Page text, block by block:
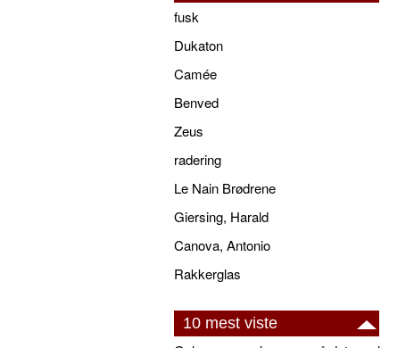
fusk
Dukaton
Camée
Benved
Zeus
radering
Le Nain Brødrene
Giersing, Harald
Canova, Antonio
Rakkerglas
10 mest viste